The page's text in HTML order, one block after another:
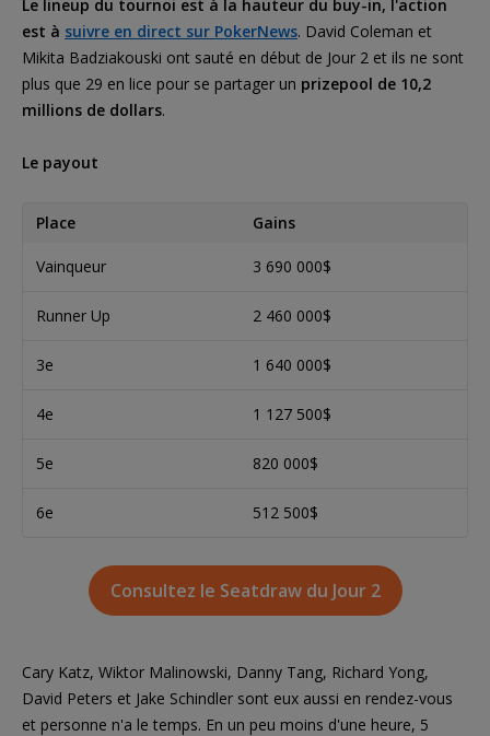
Le lineup du tournoi est à la hauteur du buy-in, l'action
est à suivre en direct sur PokerNews. David Coleman et
Mikita Badziakouski ont sauté en début de Jour 2 et ils ne sont
plus que 29 en lice pour se partager un prizepool de 10,2
millions de dollars.
Le payout
Place Gains
Vainqueur 3 690 000$
Runner Up 2 460 000$
3e 1 640 000$
4e 1 127 500$
5e 820 000$
6e 512 500$
Consultez le Seatdraw du Jour 2
Cary Katz, Wiktor Malinowski, Danny Tang, Richard Yong,
David Peters et Jake Schindler sont eux aussi en rendez-vous
et personne n'a le temps. En un peu moins d'une heure, 5